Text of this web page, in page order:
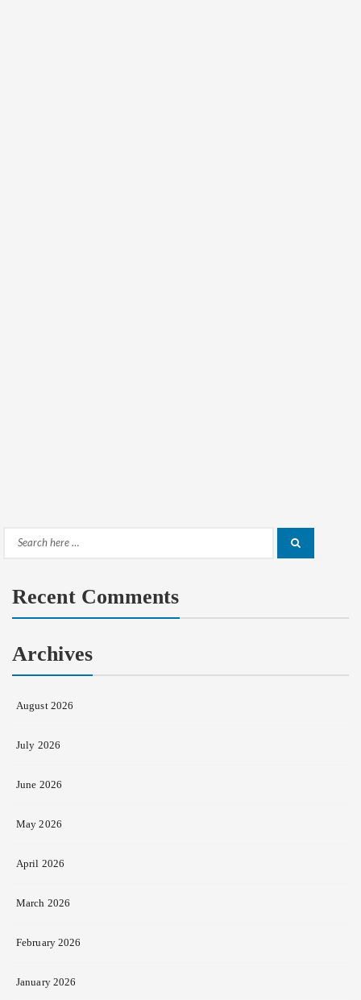
Search
Recent Comments
Archives
August 2026
July 2026
June 2026
May 2026
April 2026
March 2026
February 2026
January 2026